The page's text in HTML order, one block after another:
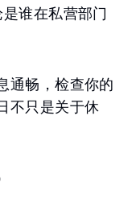
谁在私营部门
通畅，检查你的
不只是关于休